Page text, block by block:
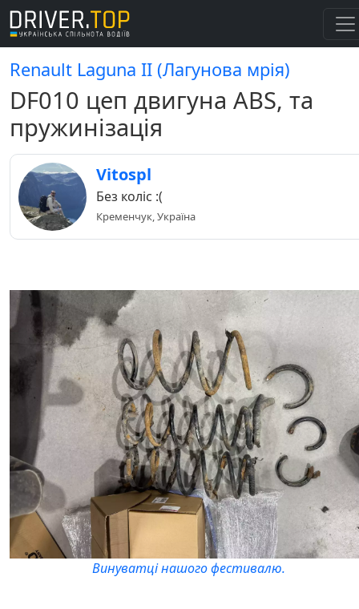
Renault Laguna II (Лагунова мрія)
DF010 цеп двигуна ABS, та
пружинізація
Vitospl
Без коліс :(
Кременчук, Україна
Винуватці нашого фестивалю.